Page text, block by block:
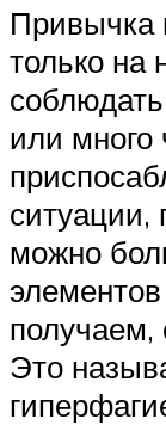
Привычка
только на
или много
ситуации,
можно
получаем,
Это